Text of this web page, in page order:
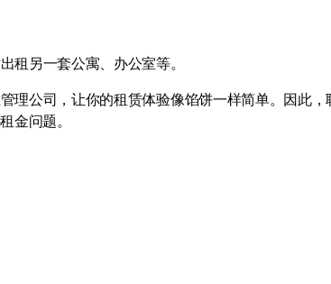
租另一套公寓、办公室等。
理公司，让你的租赁体验像馅饼一样简单。因此，
金问题。